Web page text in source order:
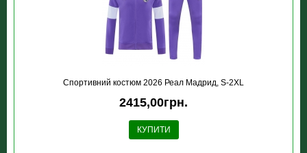
Спортивний костюм 2026 Реал Мадрид, S-2XL
2415,00грн.
КУПИТИ